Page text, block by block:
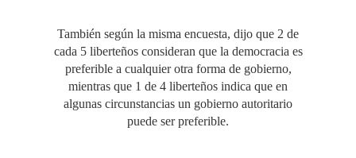
También según la misma encuesta, dijo que 2 de
cada 5 liberteños consideran que la democracia es
preferible a cualquier otra forma de gobierno,
mientras que 1 de 4 liberteños indica que en
algunas circunstancias un gobierno autoritario
puede ser preferible.